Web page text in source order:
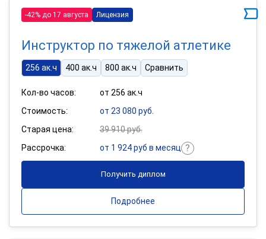
-42% до 17 августа Лицензия
Инструктор по тяжелой атлетике
256 ак.ч 400 ак.ч 800 ак.ч Сравнить
Кол-во часов:
от 256 ак.ч
Стоимость:
от 23 080 руб.
Старая цена:
39 910 руб.
Рассрочка:
от 1 924 руб в месяц
Получить диплом
Подробнее